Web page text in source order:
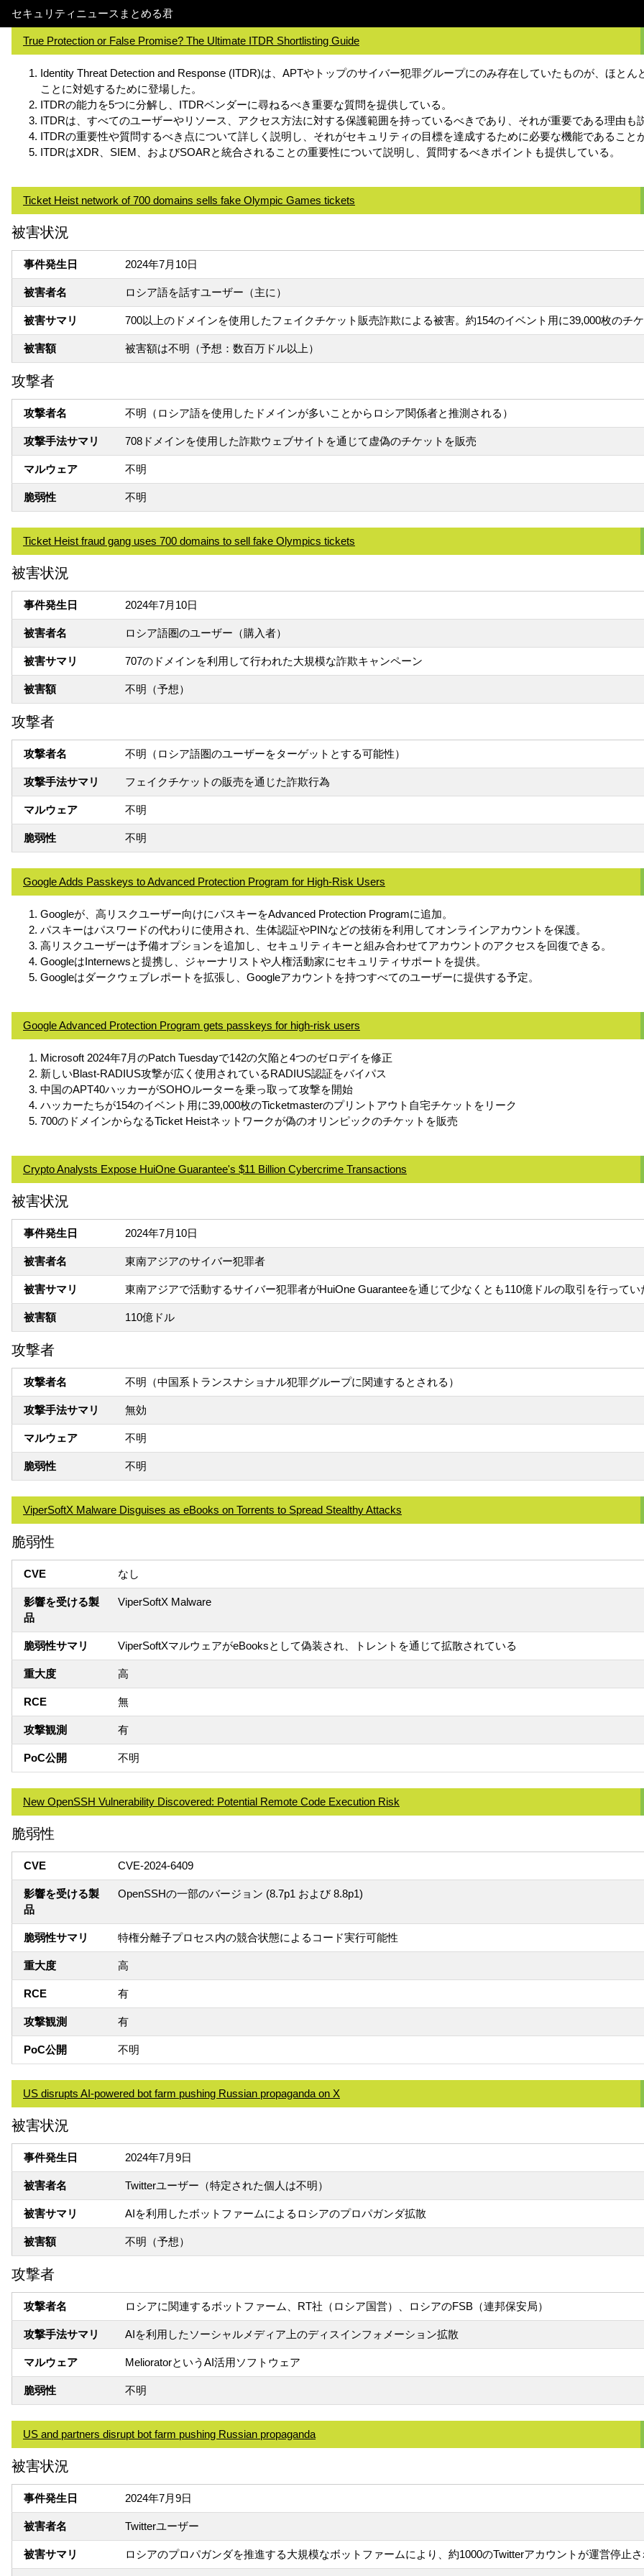
セキュリティニュースまとめる君
True Protection or False Promise? The Ultimate ITDR Shortlisting Guide
Identity Threat Detection and Response (ITDR)は、APTやトップのサイバー犯罪グループにのみ存在していたものが、ほと
ことに対処するために登場した。
ITDRの能力を5つに分解し、ITDRベンダーに尋ねるべき重要な質問を提供している。
ITDRは、すべてのユーザーやリソース、アクセス方法に対する保護範囲を持っているべきであり、それが重要である理由も
ITDRの重要性や質問するべき点について詳しく説明し、それがセキュリティの目標を達成するために必要な機能であること
ITDRはXDR、SIEM、およびSOARと統合されることの重要性について説明し、質問するべきポイントも提供している。
Ticket Heist network of 700 domains sells fake Olympic Games tickets
被害状況
事件発生日 2024年7月10日
被害者名 ロシア語を話すユーザー（主に）
被害サマリ 700以上のドメインを使用したフェイクチケット販売詐欺による被害。約154のイベント用に39,000枚のチケ
被害額 被害額は不明（予想：数百万ドル以上）
攻撃者
攻撃者名 不明（ロシア語を使用したドメインが多いことからロシア関係者と推測される）
攻撃手法サマリ 708ドメインを使用した詐欺ウェブサイトを通じて虚偽のチケットを販売
マルウェア 不明
脆弱性 不明
Ticket Heist fraud gang uses 700 domains to sell fake Olympics tickets
被害状況
事件発生日 2024年7月10日
被害者名 ロシア語圏のユーザー（購入者）
被害サマリ 707のドメインを利用して行われた大規模な詐欺キャンペーン
被害額 不明（予想）
攻撃者
攻撃者名 不明（ロシア語圏のユーザーをターゲットとする可能性）
攻撃手法サマリ フェイクチケットの販売を通じた詐欺行為
マルウェア 不明
脆弱性 不明
Google Adds Passkeys to Advanced Protection Program for High-Risk Users
Googleが、高リスクユーザー向けにパスキーをAdvanced Protection Programに追加。
パスキーはパスワードの代わりに使用され、生体認証やPINなどの技術を利用してオンラインアカウントを保護。
高リスクユーザーは予備オプションを追加し、セキュリティキーと組み合わせてアカウントのアクセスを回復できる。
GoogleはInternewsと提携し、ジャーナリストや人権活動家にセキュリティサポートを提供。
Googleはダークウェブレポートを拡張し、Googleアカウントを持つすべてのユーザーに提供する予定。
Google Advanced Protection Program gets passkeys for high-risk users
Microsoft 2024年7月のPatch Tuesdayで142の欠陥と4つのゼロデイを修正
新しいBlast-RADIUS攻撃が広く使用されているRADIUS認証をバイパス
中国のAPT40ハッカーがSOHOルーターを乗っ取って攻撃を開始
ハッカーたちが154のイベント用に39,000枚のTicketmasterのプリントアウト自宅チケットをリーク
700のドメインからなるTicket Heistネットワークが偽のオリンピックのチケットを販売
Crypto Analysts Expose HuiOne Guarantee's $11 Billion Cybercrime Transactions
被害状況
事件発生日 2024年7月10日
被害者名 東南アジアのサイバー犯罪者
被害サマリ 東南アジアで活動するサイバー犯罪者がHuiOne Guaranteeを通じて少なくとも110億ドルの取引を行ってい
被害額 110億ドル
攻撃者
攻撃者名 不明（中国系トランスナショナル犯罪グループに関連するとされる）
攻撃手法サマリ 無効
マルウェア 不明
脆弱性 不明
ViperSoftX Malware Disguises as eBooks on Torrents to Spread Stealthy Attacks
脆弱性
CVE なし
影響を受ける製
品
ViperSoftX Malware
脆弱性サマリ ViperSoftXマルウェアがeBooksとして偽装され、トレントを通じて拡散されている
重大度 高
RCE 無
攻撃観測 有
PoC公開 不明
New OpenSSH Vulnerability Discovered: Potential Remote Code Execution Risk
脆弱性
CVE CVE-2024-6409
影響を受ける製
品
OpenSSHの一部のバージョン (8.7p1 および 8.8p1)
脆弱性サマリ 特権分離子プロセス内の競合状態によるコード実行可能性
重大度 高
RCE 有
攻撃観測 有
PoC公開 不明
US disrupts AI-powered bot farm pushing Russian propaganda on X
被害状況
事件発生日 2024年7月9日
被害者名 Twitterユーザー（特定された個人は不明）
被害サマリ AIを利用したボットファームによるロシアのプロパガンダ拡散
被害額 不明（予想）
攻撃者
攻撃者名 ロシアに関連するボットファーム、RT社（ロシア国営）、ロシアのFSB（連邦保安局）
攻撃手法サマリ AIを利用したソーシャルメディア上のディスインフォメーション拡散
マルウェア MelioratorというAI活用ソフトウェア
脆弱性 不明
US and partners disrupt bot farm pushing Russian propaganda
被害状況
事件発生日 2024年7月9日
被害者名 Twitterユーザー
被害サマリ ロシアのプロパガンダを推進する大規模なボットファームにより、約1000のTwitterアカウントが運営停止さ